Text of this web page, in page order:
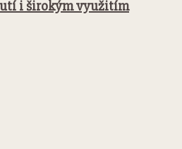
i širokým využitím